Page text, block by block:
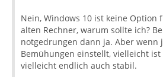
Nein, Windows 10 ist keine Option
alten Rechner, warum sollte ich?
notgedrungen dann ja. Aber wenn
Bemühungen einstellt, vielleicht ist
vielleicht endlich auch stabil.